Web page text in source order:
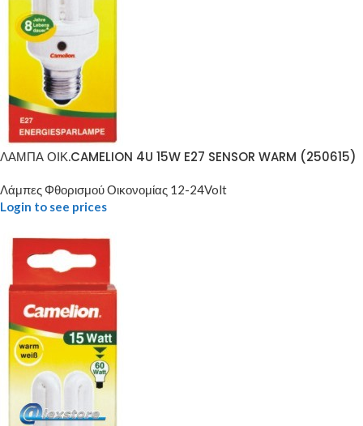
ΛΑΜΠΑ ΟΙΚ.CAMELION 4U 15W E27 SENSOR WARM (250615)
Λάμπες Φθορισμού Οικονομίας 12-24Volt
Login to see prices